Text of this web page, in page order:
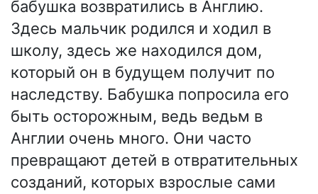
бабушка возвратились в Англию.
Здесь мальчик родился и ходил в
школу, здесь же находился дом,
который он в будущем получит по
наследству. Бабушка попросила его
быть осторожным, ведь ведьм в
Англии очень много. Они часто
превращают детей в отвратительных
созданий, которых взрослые сами